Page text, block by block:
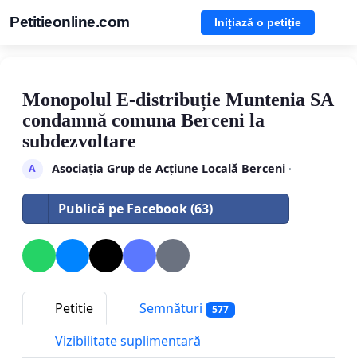
Petitieonline.com Inițiază o petiție
Monopolul E-distribuție Muntenia SA
condamnă comuna Berceni la
subdezvoltare
A Asociația Grup de Acțiune Locală Berceni·
Publică pe Facebook (63)
Petitie Semnături 577
Vizibilitate suplimentară